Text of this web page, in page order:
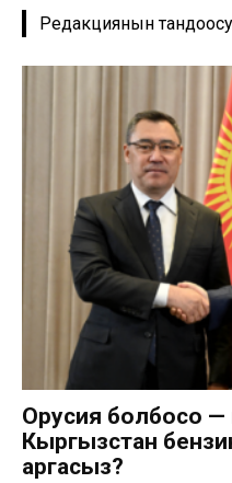
Редакциянын тандоосу
Орусия болбосо —
Кыргызстан
аргасыз?